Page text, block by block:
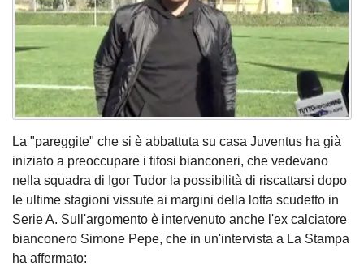
La "pareggite" che si è abbattuta su casa Juventus ha già
iniziato a preoccupare i tifosi bianconeri, che vedevano
nella squadra di Igor Tudor la possibilità di riscattarsi dopo
le ultime stagioni vissute ai margini della lotta scudetto in
Serie A. Sull'argomento è intervenuto anche l'ex calciatore
bianconero Simone Pepe, che in un'intervista a La Stampa
ha affermato: